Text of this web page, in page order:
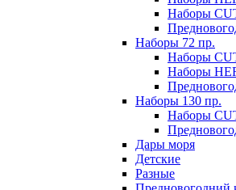
Наборы
Наборы 72 пр.
Наборы
Наборы
Наборы 130 пр.
Наборы
Дары моря
Детские
Разные